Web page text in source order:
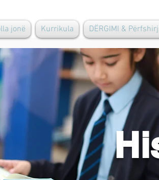
jonë Kurrikula DËRGIMI &